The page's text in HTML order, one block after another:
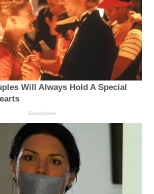
Will Always Hold A Special
Brainberries